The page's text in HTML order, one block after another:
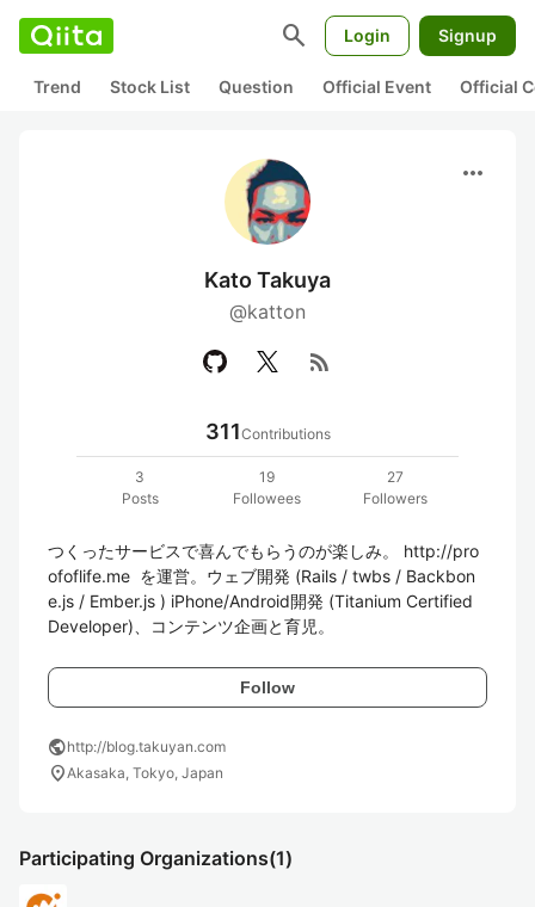
search Login Signup
Trend Stock List Question Official Event Official
more_horiz
Kato Takuya
@katton
rss_feed
311Contributions
3
Posts
19
Followees
27
Followers
つくったサービスで喜んでもらうのが楽しみ。 http://pro
ofoflife.me  を運営。ウェブ開発 (Rails / twbs / Backbon
e.js / Ember.js ) iPhone/Android開発 (Titanium Certified
Developer)、コンテンツ企画と育児。
Follow
publichttp://blog.takuyan.com
location_onAkasaka, Tokyo, Japan
Participating Organizations(1)